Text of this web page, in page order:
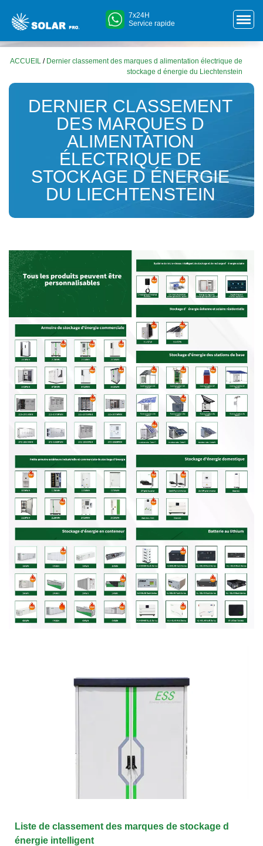
7x24H
Service rapide
ACCUEIL / Dernier classement des marques d alimentation électrique de
stockage d énergie du Liechtenstein
DERNIER CLASSEMENT
DES MARQUES D
ALIMENTATION
ÉLECTRIQUE DE
STOCKAGE D ÉNERGIE
DU LIECHTENSTEIN
Liste de classement des marques de stockage d
énergie intelligent